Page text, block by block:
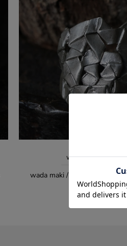
wada maki / Fuligo
wada maki / 時空 光キラメキ
¥27,500